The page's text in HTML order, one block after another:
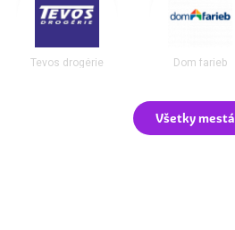
Tevos drogérie Dom farieb
Všetky mestá